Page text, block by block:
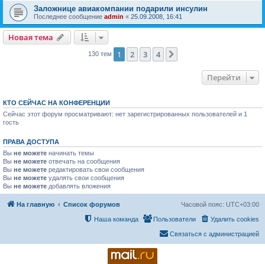
Заложнице авиакомпании подарили инсулин
Последнее сообщение admin « 25.09.2008, 16:41
Новая тема
130 тем 1 2 3 4
Перейти
КТО СЕЙЧАС НА КОНФЕРЕНЦИИ
Сейчас этот форум просматривают: нет зарегистрированных пользователей и 1
гость
ПРАВА ДОСТУПА
Вы не можете начинать темы
Вы не можете отвечать на сообщения
Вы не можете редактировать свои сообщения
Вы не можете удалять свои сообщения
Вы не можете добавлять вложения
На главную Список форумов Часовой пояс: UTC+03:00
Удалить cookies
Пользователи
Наша команда
Связаться с администрацией